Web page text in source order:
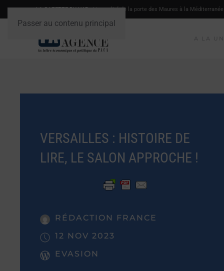
Passer au contenu principal
LA GAZETTE DU VAR- L'actualité de la porte des Maures à la Méditerranée
VERSAILLES : HISTOIRE DE
LIRE, LE SALON APPROCHE !
RÉDACTION FRANCE
12 NOV 2023
EVASION